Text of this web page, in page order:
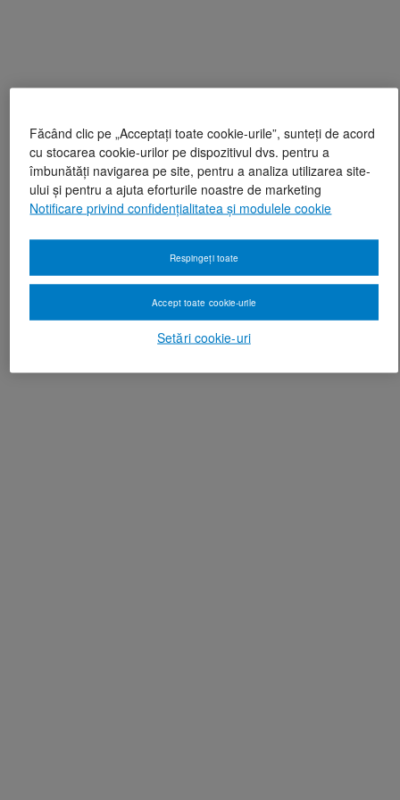
Făcând clic pe „Acceptați toate cookie-urile”, sunteți de acord
cu stocarea cookie-urilor pe dispozitivul dvs. pentru a
îmbunătăți navigarea pe site, pentru a analiza utilizarea site-
ului și pentru a ajuta eforturile noastre de marketing
Notificare privind confidențialitatea și modulele cookie
Setări cookie-uri
Respingeți toate
Accept toate cookie-urile